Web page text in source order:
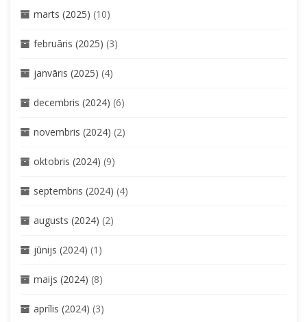
marts (2025) (10)
februāris (2025) (3)
janvāris (2025) (4)
decembris (2024) (6)
novembris (2024) (2)
oktobris (2024) (9)
septembris (2024) (4)
augusts (2024) (2)
jūnijs (2024) (1)
maijs (2024) (8)
aprīlis (2024) (3)